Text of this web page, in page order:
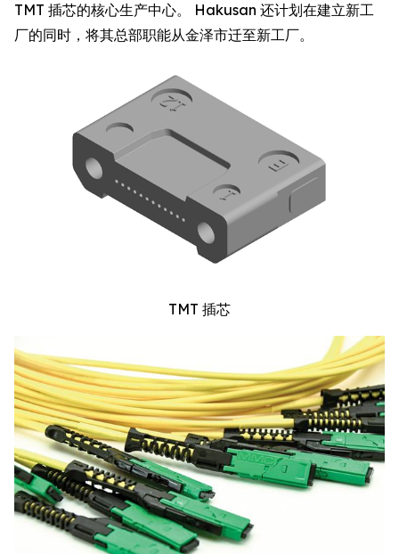
TMT 插芯的核心生产中心。 Hakusan 还计划在建立新工
厂的同时，将其总部职能从金泽市迁至新工厂。
TMT 插芯